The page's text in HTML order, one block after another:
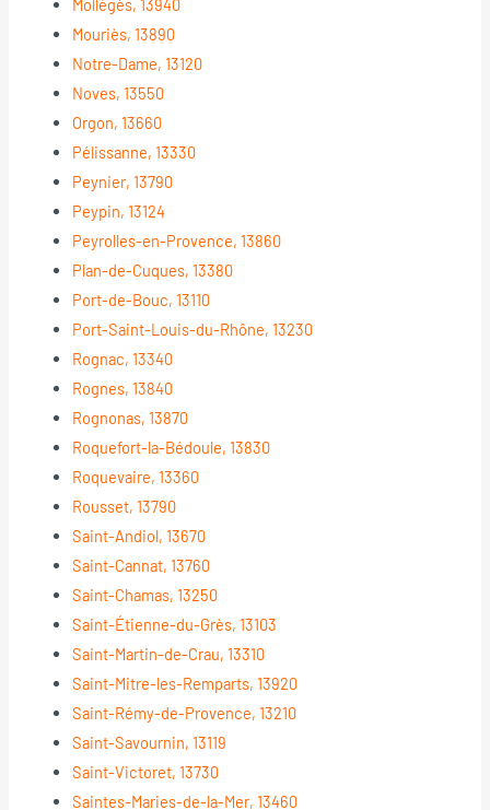
Mollégès, 13940
Mouriès, 13890
Notre-Dame, 13120
Noves, 13550
Orgon, 13660
Pélissanne, 13330
Peynier, 13790
Peypin, 13124
Peyrolles-en-Provence, 13860
Plan-de-Cuques, 13380
Port-de-Bouc, 13110
Port-Saint-Louis-du-Rhône, 13230
Rognac, 13340
Rognes, 13840
Rognonas, 13870
Roquefort-la-Bédoule, 13830
Roquevaire, 13360
Rousset, 13790
Saint-Andiol, 13670
Saint-Cannat, 13760
Saint-Chamas, 13250
Saint-Étienne-du-Grès, 13103
Saint-Martin-de-Crau, 13310
Saint-Mitre-les-Remparts, 13920
Saint-Rémy-de-Provence, 13210
Saint-Savournin, 13119
Saint-Victoret, 13730
Saintes-Maries-de-la-Mer, 13460